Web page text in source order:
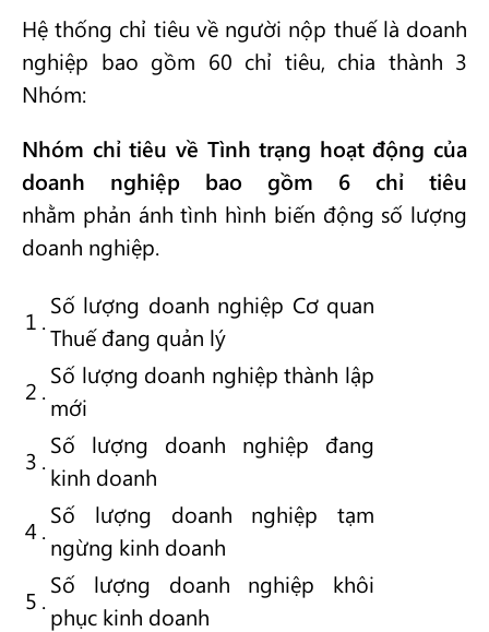
Hệ thống chỉ tiêu về người nộp thuế là doanh
nghiệp bao gồm 60 chỉ tiêu, chia thành 3
Nhóm:
Nhóm chỉ tiêu về Tình trạng hoạt động của
doanh nghiệp bao gồm 6 chỉ tiêu
nhằm phản ánh tình hình biến động số lượng
doanh nghiệp.
1 .
Số lượng doanh nghiệp Cơ quan
Thuế đang quản lý
2 .
Số lượng doanh nghiệp thành lập
mới
3 .
Số lượng doanh nghiệp đang
kinh doanh
4 .
Số lượng doanh nghiệp tạm
ngừng kinh doanh
5 .
Số lượng doanh nghiệp khôi
phục kinh doanh